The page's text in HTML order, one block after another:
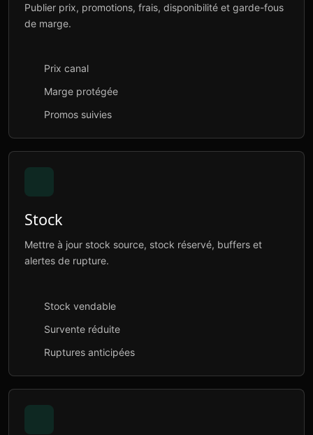
Publier prix, promotions, frais, disponibilité et garde-fous
de marge.
Prix canal
Marge protégée
Promos suivies
Stock
Mettre à jour stock source, stock réservé, buffers et
alertes de rupture.
Stock vendable
Survente réduite
Ruptures anticipées